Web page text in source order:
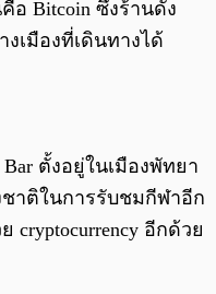
อ Bitcoin ซึ่งร้านดัง
งเมืองที่เดินทางได้
ตั้งอยู่ในเมืองพัทยา
าติในการรับชมกีฬาอีก
cryptocurrency อีกด้วย